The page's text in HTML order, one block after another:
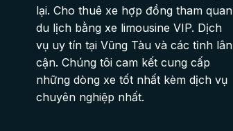
lại. Cho thuê xe hợp đồng tham quan
du lịch bằng xe limousine VIP. Dịch
vụ uy tín tại Vũng Tàu và các tỉnh lân
cận. Chúng tôi cam kết cung cấp
những dòng xe tốt nhất kèm dịch vụ
chuyên nghiệp nhất.